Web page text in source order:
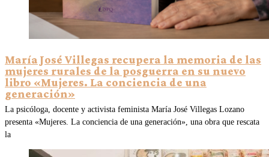
María José Villegas recupera la memoria de las
mujeres rurales de la posguerra en su nuevo
libro «Mujeres. La conciencia de una
generación»
La psicóloga, docente y activista feminista María José Villegas Lozano
presenta «Mujeres. La conciencia de una generación», una obra que rescata
la